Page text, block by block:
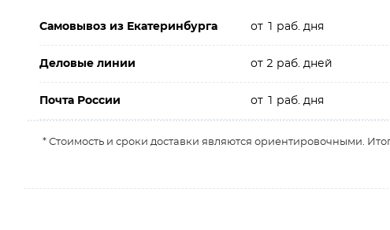
Самовывоз из Екатеринбурга от 1 раб. дня
Деловые линии от 2 раб. дней
Почта России от 1 раб. дня
* Стоимость и сроки доставки являются ориентировочными.